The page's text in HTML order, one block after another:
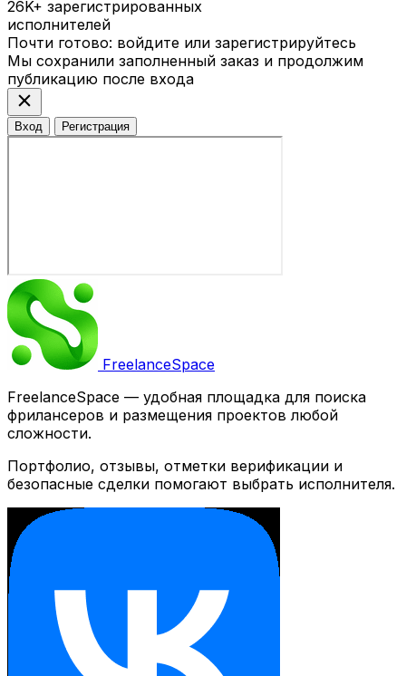
26K+ зарегистрированных
исполнителей
Почти готово: войдите или зарегистрируйтесь
Мы сохранили заполненный заказ и продолжим
публикацию после входа
close
Вход Регистрация
FreelanceSpace
FreelanceSpace — удобная площадка для поиска
фрилансеров и размещения проектов любой
сложности.
Портфолио, отзывы, отметки верификации и
безопасные сделки помогают выбрать исполнителя.